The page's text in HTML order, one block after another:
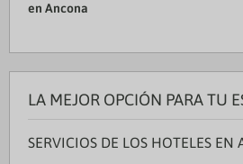
en Ancona
LA MEJOR OPCIÓN PARA TU
SERVICIOS DE LOS HOTELES EN